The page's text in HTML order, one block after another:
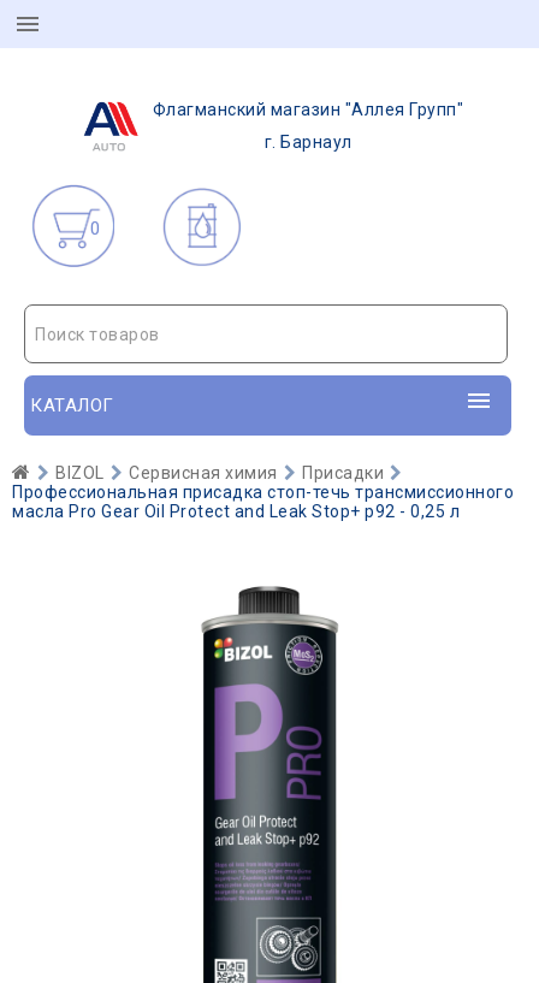
Флагманский магазин "Аллея Групп"
г. Барнаул
0
Поиск товаров
КАТАЛОГ
BIZOL Сервисная химия
Присадки
Профессиональная присадка стоп-течь трансмиссионного
масла Pro Gear Oil Protect and Leak Stop+ p92 - 0,25 л